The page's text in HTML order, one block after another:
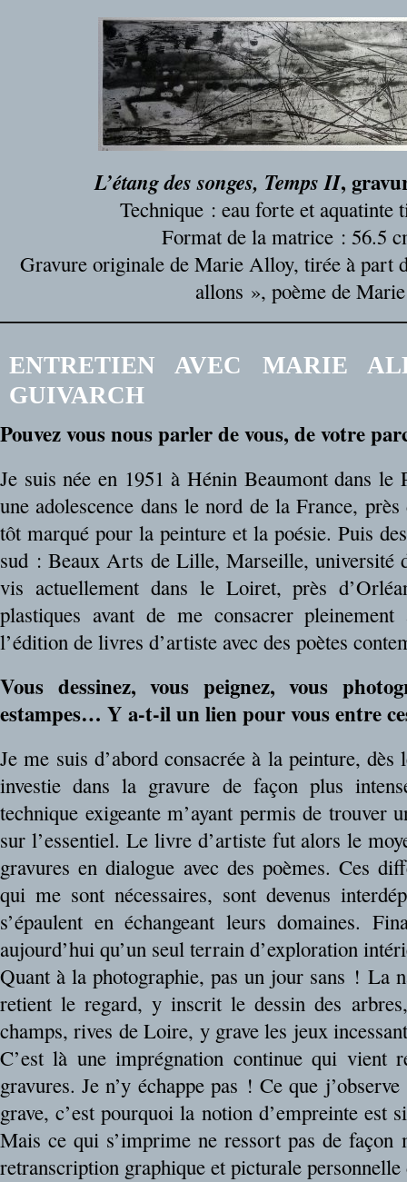
L’étang des songes, Temps II,
Technique : eau forte et aquatinte
Format de la matrice : 56.5
Gravure originale de Marie Alloy, tirée à part
allons », poème de
ENTRETIEN AVEC MARIE
GUIVARCH
Pouvez vous nous parler de vous, de votre
Je suis née en 1951 à Hénin Beaumont dans le
une adolescence dans le nord de la France,
tôt marqué pour la peinture et la poésie. Puis
sud : Beaux Arts de Lille, Marseille, université
vis actuellement dans le Loiret, près
plastiques avant de me consacrer
l’édition de livres d’artiste avec des poètes
Vous dessinez, vous peignez, vous
estampes… Y a-t-il un lien pour vous entre
Je me suis d’abord consacrée à la peinture,
investie dans la gravure de façon plus
technique exigeante m’ayant permis de trouver
sur l’essentiel. Le livre d’artiste fut alors le
gravures en dialogue avec des poèmes. Ces
qui me sont nécessaires, sont devenus
s’épaulent en échangeant leurs domaines.
aujourd’hui qu’un seul terrain d’exploration
Quant à la photographie, pas un jour sans ! La
retient le regard, y inscrit le dessin des
champs, rives de Loire, y grave les jeux
C’est là une imprégnation continue qui vient
gravures. Je n’y échappe pas ! Ce que
grave, c’est pourquoi la notion d’empreinte est
Mais ce qui s’imprime ne ressort pas de façon
retranscription graphique et picturale